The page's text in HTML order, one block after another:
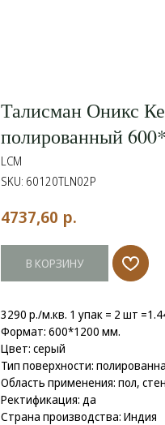
Талисман Оникс
полированный
LCM
SKU: 60120TLN02P
4737,60 р.
В КОРЗИНУ
3290 р./м.кв. 1 упак = 2 шт
Формат: 600*1200 мм.
Цвет: серый
Тип поверхности:
Область применения: пол,
Ректификация: да
Страна производства: Индия